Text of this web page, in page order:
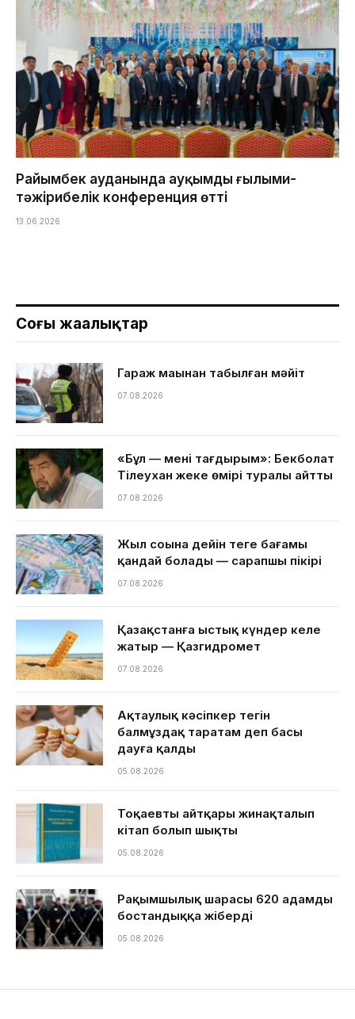
Райымбек ауданында ауқымды ғылыми-
тәжірибелік конференция өтті
13.06.2026
Соңғы жаңалықтар
Гараж маңынан табылған мәйіт
07.08.2026
«Бұл — менің тағдырым»: Бекболат
Тілеухан жеке өмірі туралы айтты
07.08.2026
Жыл соңына дейін теңге бағамы
қандай болады — сарапшы пікірі
07.08.2026
Қазақстанға ыстық күндер келе
жатыр — Қазгидромет
07.08.2026
Ақтаулық кәсіпкер тегін
балмұздақ таратам деп басы
дауға қалды
05.08.2026
Тоқаевтың айтқары жинақталып
кітап болып шықты
05.08.2026
Рақымшылық шарасы 620 адамды
бостандыққа жіберді
05.08.2026